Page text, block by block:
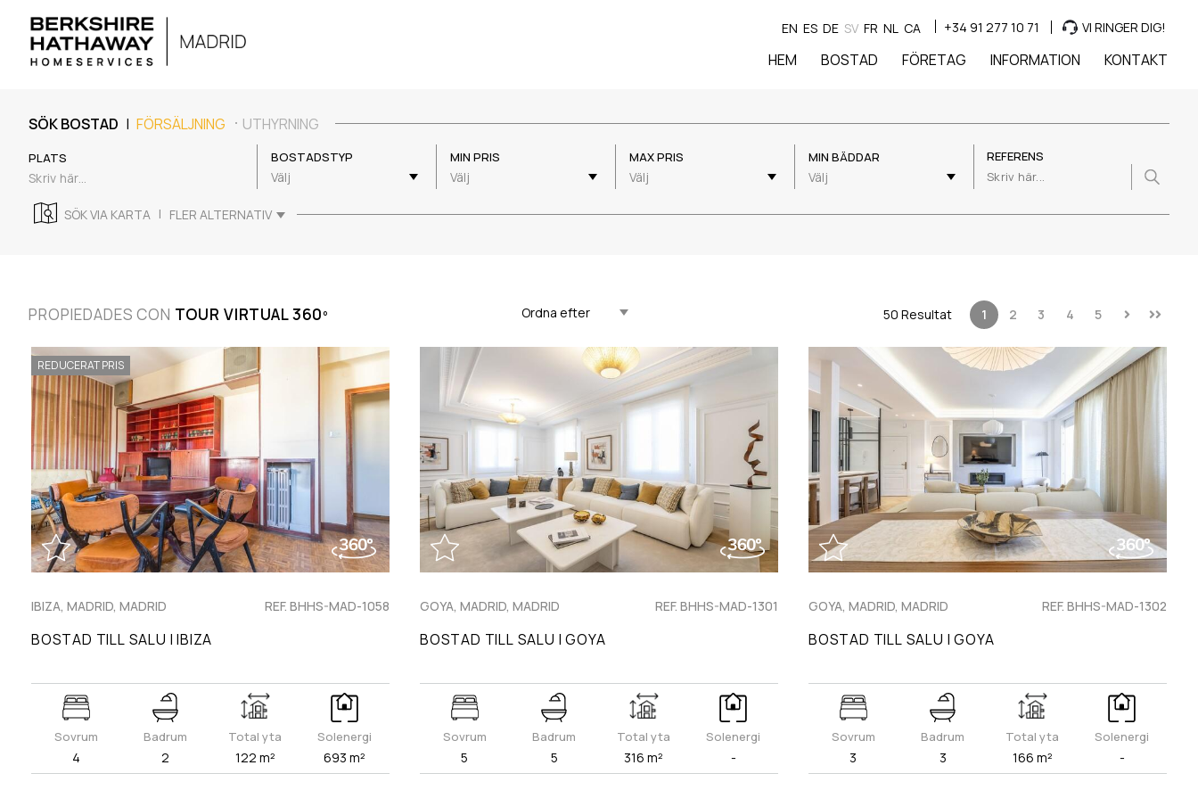
EN ES DE SV FR NL CA +34 91 277 10 71 VI RINGER DIG!
HEM BOSTAD FÖRETAG INFORMATION KONTAKT
SÖK BOSTAD | FÖRSÄLJNING UTHYRNING
PLATS BOSTADSTYP
Välj
MIN PRIS
Välj
MAX PRIS
Välj
MIN BÄDDAR
Välj
REFERENS
SÖK VIA KARTA | FLER ALTERNATIV
PROPIEDADES CON TOUR VIRTUAL 360º Uppdaterad Fallande 50 Resultat 1 2 3 4 5
REDUCERAT PRIS
IBIZA, MADRID, MADRID REF. BHHS-MAD-1058
BOSTAD TILL SALU I IBIZA
Sovrum
4
Badrum
2
Total yta
122 m²
Solenergi
693 m²
GOYA, MADRID, MADRID REF. BHHS-MAD-1301
BOSTAD TILL SALU I GOYA
Sovrum
5
Badrum
5
Total yta
316 m²
Solenergi
-
GOYA, MADRID, MADRID REF. BHHS-MAD-1302
BOSTAD TILL SALU I GOYA
Sovrum
3
Badrum
3
Total yta
166 m²
Solenergi
-